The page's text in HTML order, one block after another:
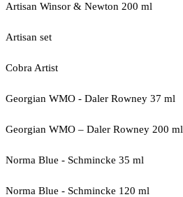
Artisan Winsor & Newton 200 ml
Artisan set
Cobra Artist
Georgian WMO - Daler Rowney 37 ml
Georgian WMO – Daler Rowney 200 ml
Norma Blue - Schmincke 35 ml
Norma Blue - Schmincke 120 ml